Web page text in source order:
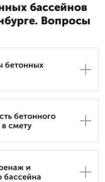
бассейнов
Вопросы
бетонных
бетонного
смету
и
бассейна